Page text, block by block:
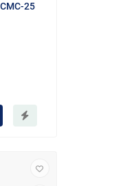
СМС-25